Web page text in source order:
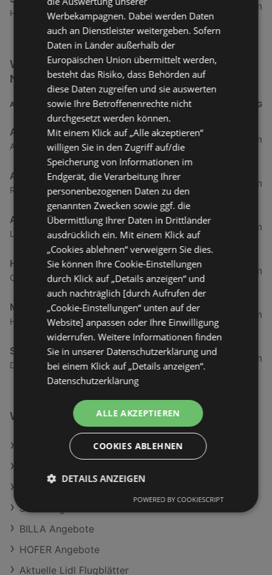
Hohenemserstraße 3a, 6890 Lustenau
7,44 km
Weitere Getränke & Lebensmittel Filialen in der
Nähe
ADRESSE ENTFERNUNG
ADEG Österreich Handelsakt.Ges
Atu53220009 Rheinstraße 1, 6974 Gaissau
0,5 km
ADEG
Rheinstraße 1, 6974 Gaissau
0,5 km
ADEG
Landstraße 50, 6973 Hoechst
2,69 km
HOFER
Gartenstraße 6, 6973 Höchst
3,86 km
Mähr Handels GmbH
Haderstraße 84, 6972 Fussach
4,67 km
Spar Supermarkt
Dorfstraße 46, 6972 Fußach
5,02 km
Weiterführende Links
Clever Vanille Pudding mit Sahne
SPAR Angebote
BILLA Angebote
HOFER Angebote
Aktuelle Lidl Flugblätter
Werbekampagnen. Dabei werden Daten
auch an Dienstleister weitergeben. Sofern
Daten in Länder außerhalb der
Europäischen Union übermittelt werden,
besteht das Risiko, dass Behörden auf
diese Daten zugreifen und sie auswerten
sowie Ihre Betroffenenrechte nicht
durchgesetzt werden können.
Mit einem Klick auf „Alle akzeptieren“
willigen Sie in den Zugriff auf/die
Speicherung von Informationen im
Endgerät, die Verarbeitung Ihrer
personenbezogenen Daten zu den
genannten Zwecken sowie ggf. die
Übermittlung Ihrer Daten in Drittländer
ausdrücklich ein. Mit einem Klick auf
„Cookies ablehnen“ verweigern Sie dies.
Sie können Ihre Cookie-Einstellungen
durch Klick auf „Details anzeigen“ und
auch nachträglich [durch Aufrufen der
„Cookie-Einstellungen“ unten auf der
Website] anpassen oder Ihre Einwilligung
widerrufen. Weitere Informationen finden
Sie in unserer Datenschutzerklärung und
bei einem Klick auf „Details anzeigen“.
Datenschutzerklärung
ALLE AKZEPTIEREN
COOKIES ABLEHNEN
DETAILS ANZEIGEN
POWERED BY COOKIESCRIPT